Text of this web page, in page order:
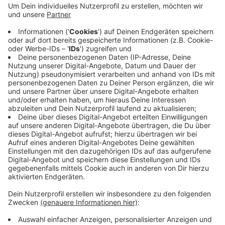
Anzeige
Der Mann hatte vorher versucht, einem Zivilpolizisten
Marihuana zu verkaufen. Passiert ist das Ganze
Montagabend (2.3) auf der Petersstraße. Der 19-
jährige flüchtete in Richtung Südwall konnte aber
schnell geschnappt werden. Ihn erwartet ein
Strafverfahren.
Anzeige